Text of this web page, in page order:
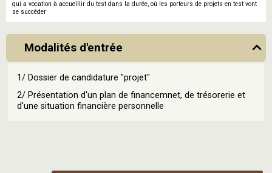
qui a vocation à accueillir du test dans la durée, où les porteurs de projets en test vont
se succéder
Modalités d'entrée
1/ Dossier de candidature "projet"
2/ Présentation d'un plan de financemnet, de trésorerie et
d'une situation financière personnelle